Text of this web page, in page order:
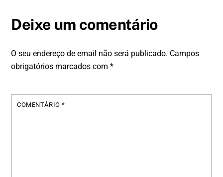
Deixe um comentário
O seu endereço de email não será publicado. Campos
obrigatórios marcados com*
COMENTÁRIO*